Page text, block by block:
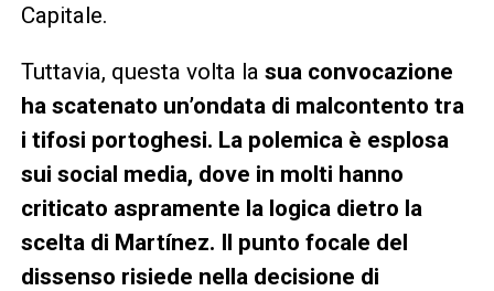
Capitale.
Tuttavia, questa volta la sua convocazione
ha scatenato un’ondata di malcontento tra
i tifosi portoghesi. La polemica è esplosa
sui social media, dove in molti hanno
criticato aspramente la logica dietro la
scelta di Martínez. Il punto focale del
dissenso risiede nella decisione di